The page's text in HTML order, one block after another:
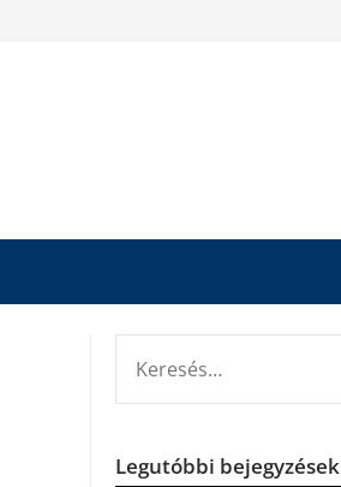
Legutóbbi bejegyzések